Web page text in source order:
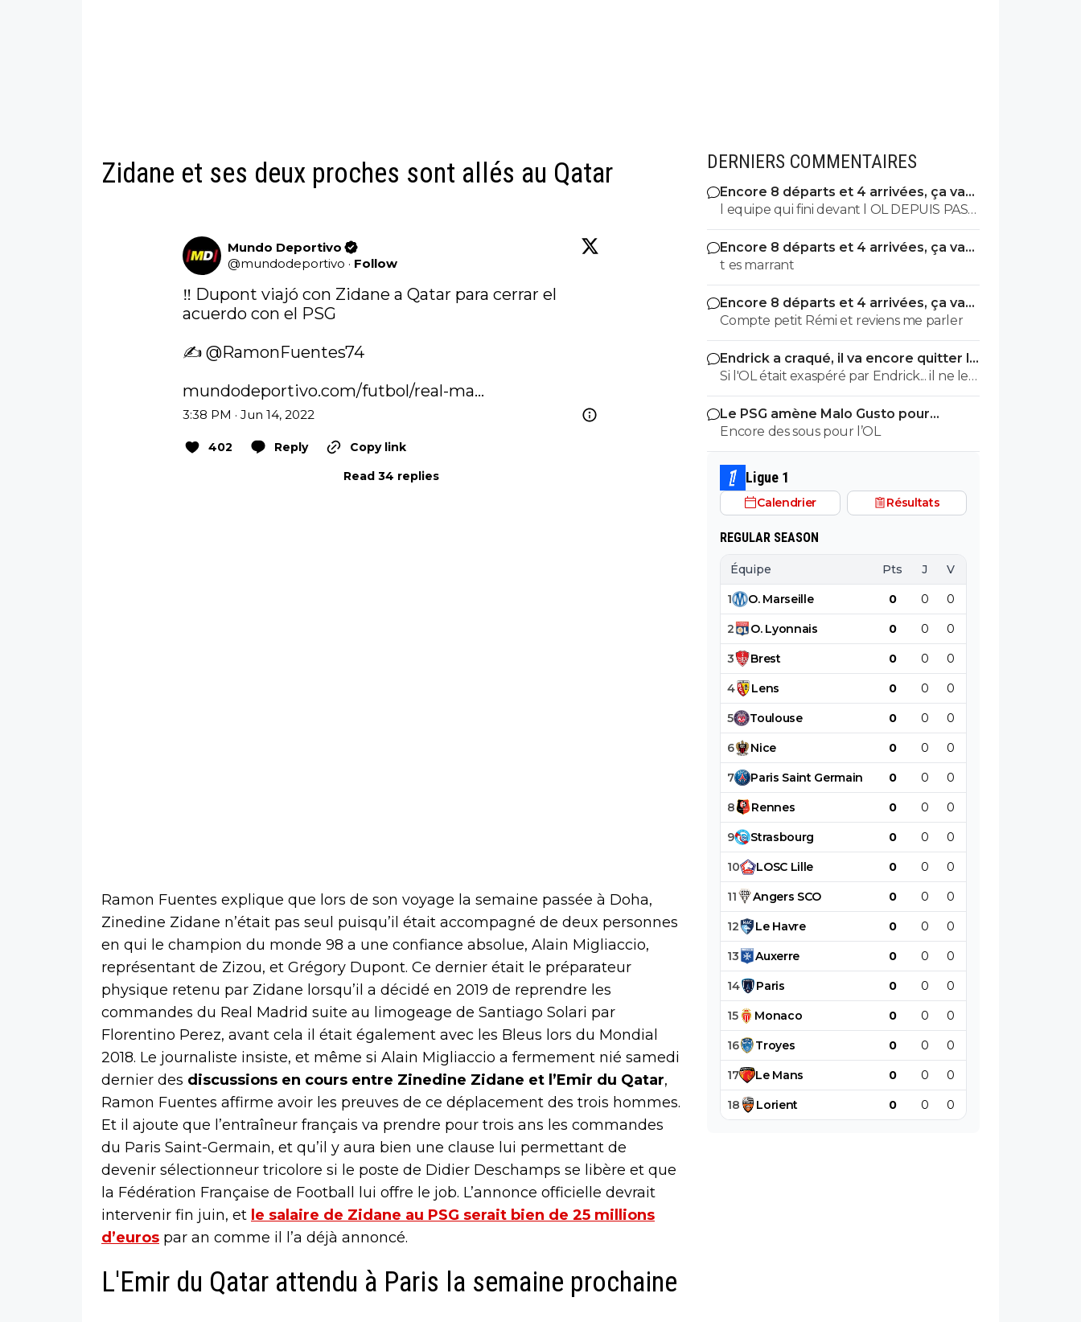
Zidane et ses deux proches sont allés au Qatar
Mundo Deportivo
@mundodeportivo · Follow
‼️ Dupont viajó con Zidane a Qatar para cerrar el
acuerdo con el PSG
✍️ @RamonFuentes74
mundodeportivo.com/futbol/real-ma…
3:38 PM · Jun 14, 2022
402 Reply
Copy link
Read 34 replies
Ramon Fuentes explique que lors de son voyage la semaine passée à Doha,
Zinedine Zidane n’était pas seul puisqu’il était accompagné de deux personnes
en qui le champion du monde 98 a une confiance absolue, Alain Migliaccio,
représentant de Zizou, et Grégory Dupont. Ce dernier était le préparateur
physique retenu par Zidane lorsqu’il a décidé en 2019 de reprendre les
commandes du Real Madrid suite au limogeage de Santiago Solari par
Florentino Perez, avant cela il était également avec les Bleus lors du Mondial
2018. Le journaliste insiste, et même si Alain Migliaccio a fermement nié samedi
dernier des discussions en cours entre Zinedine Zidane et l’Emir du Qatar,
Ramon Fuentes affirme avoir les preuves de ce déplacement des trois hommes.
Et il ajoute que l’entraîneur français va prendre pour trois ans les commandes
du Paris Saint-Germain, et qu’il y aura bien une clause lui permettant de
devenir sélectionneur tricolore si le poste de Didier Deschamps se libère et que
la Fédération Française de Football lui offre le job. L’annonce officielle devrait
intervenir fin juin, et le salaire de Zidane au PSG serait bien de 25 millions
d’euros par an comme il l’a déjà annoncé.
L'Emir du Qatar attendu à Paris la semaine prochaine
DERNIERS COMMENTAIRES
Encore 8 départs et 4 arrivées, ça va
valser à l'OL
l equipe qui fini devant l OL DEPUIS PAS
MAL DE TPS? lol. t es tro malin toi
Encore 8 départs et 4 arrivées, ça va
valser à l'OL
t es marrant
Encore 8 départs et 4 arrivées, ça va
valser à l'OL
Compte petit Rémi et reviens me parler
Endrick a craqué, il va encore quitter le
Real
Si l'OL était exaspéré par Endrick... il ne le
suivrait pas de très près. Bref... Quand
l'équipe sera complète... ce sera beaucoup
mieux.
Le PSG amène Malo Gusto pour
concurrencer Hakimi
Encore des sous pour l’OL
Ligue 1
Calendrier Résultats
REGULAR SEASON
Équipe Pts J V
1 O. Marseille 0 0 0
2 O. Lyonnais 0 0 0
3 Brest 0 0 0
4 Lens 0 0 0
5 Toulouse 0 0 0
6 Nice 0 0 0
7 Paris Saint Germain 0 0 0
8 Rennes 0 0 0
9 Strasbourg 0 0 0
10 LOSC Lille 0 0 0
11 Angers SCO 0 0 0
12 Le Havre 0 0 0
13 Auxerre 0 0 0
14 Paris 0 0 0
15 Monaco 0 0 0
16 Troyes 0 0 0
17 Le Mans 0 0 0
18 Lorient 0 0 0